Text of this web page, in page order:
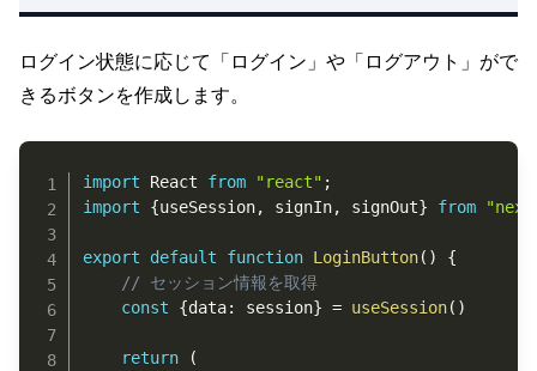
ログイン状態に応じて「ログイン」や「ログアウト」がで
きるボタンを作成します。
import React from "react" ;
import
{useSession, signIn, signOut} from
export default function LoginButton( )
{
// セッション情報を取得
const
{data: session} = useSession( )
return
(